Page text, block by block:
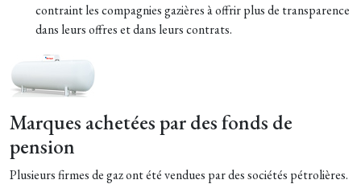
contraint les compagnies gazières à offrir plus de transparence
dans leurs offres et dans leurs contrats.
Marques achetées par des fonds de
pension
Plusieurs firmes de gaz ont été vendues par des sociétés pétrolières.